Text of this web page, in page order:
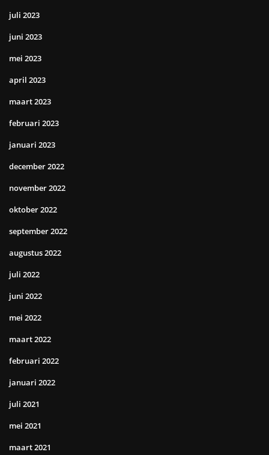
juli 2023
juni 2023
mei 2023
april 2023
maart 2023
februari 2023
januari 2023
december 2022
november 2022
oktober 2022
september 2022
augustus 2022
juli 2022
juni 2022
mei 2022
maart 2022
februari 2022
januari 2022
juli 2021
mei 2021
maart 2021